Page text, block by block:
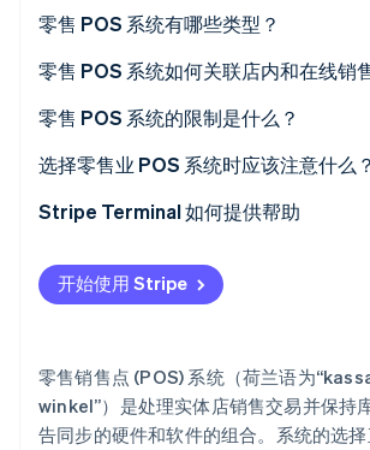
零售 POS 系统有哪些类型？
零售 POS 系统如何关联店内和在线销
零售 POS 系统的限制是什么？
选择零售业 POS 系统时应该注意什么？
Stripe Terminal 如何提供帮助
开始使用 Stripe
零售销售点 (POS) 系统（荷兰语为
winkel”）是处理实体店销售交易并保持
告同步的硬件和软件的组合。系统的选